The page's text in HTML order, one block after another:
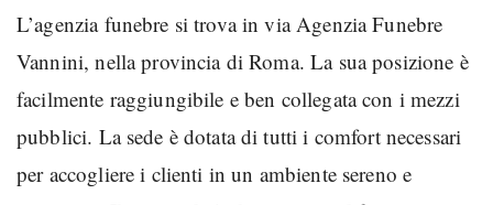
L’agenzia funebre si trova in via Agenzia Funebre
Vannini, nella provincia di Roma. La sua posizione è
facilmente raggiungibile e ben collegata con i mezzi
pubblici. La sede è dotata di tutti i comfort necessari
per accogliere i clienti in un ambiente sereno e